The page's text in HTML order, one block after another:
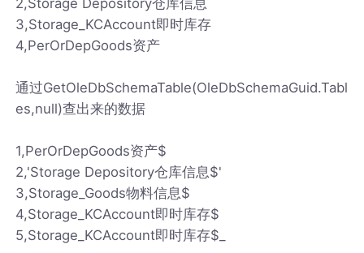
3,Storage_KCAccount即时库存
4,PerOrDepGoods资产
通过GetOleDbSchemaTable(OleDbSchemaGuid.Tabl
es,null)查出来的数据
1,PerOrDepGoods资产$
2,'Storage Depository仓库信息$'
3,Storage_Goods物料信息$
4,Storage_KCAccount即时库存$
5,Storage_KCAccount即时库存$_